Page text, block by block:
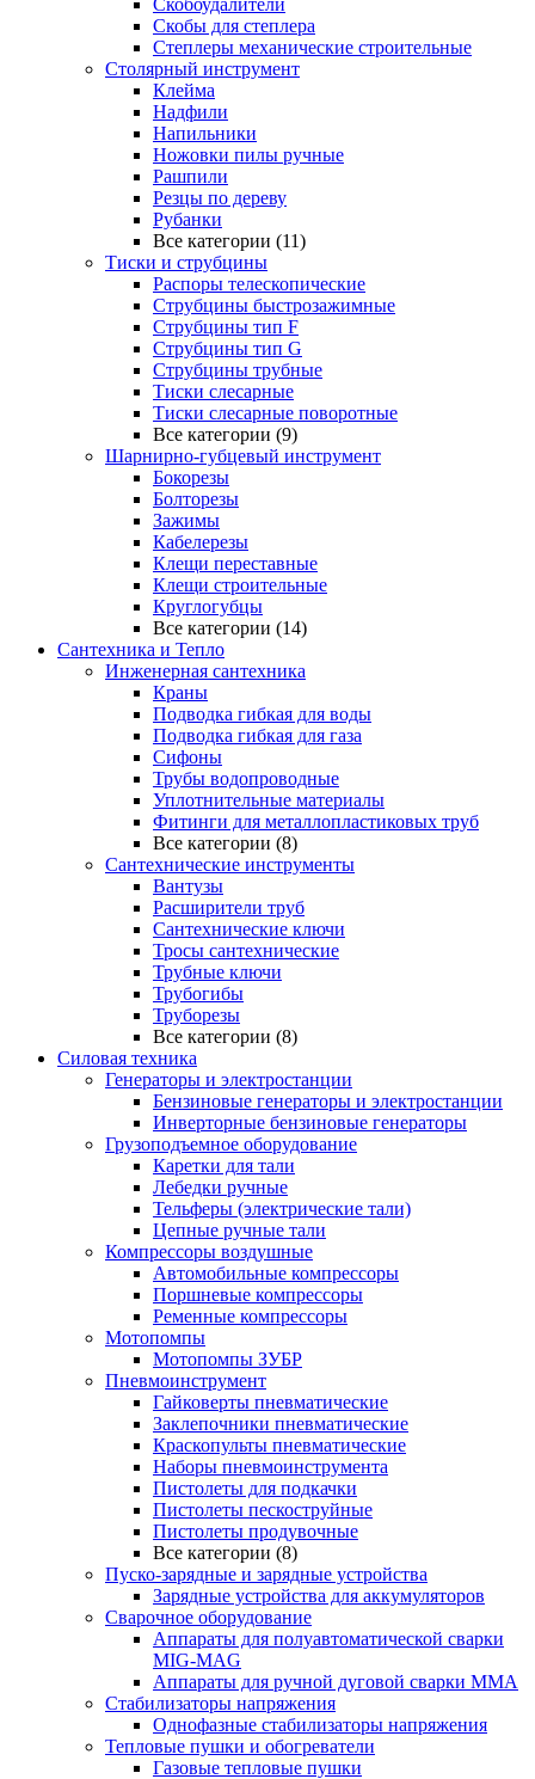
Скобоудалители
Скобы для степлера
Степлеры механические строительные
Столярный инструмент
Клейма
Надфили
Напильники
Ножовки пилы ручные
Рашпили
Резцы по дереву
Рубанки
Все категории (11)
Тиски и струбцины
Распоры телескопические
Струбцины быстрозажимные
Струбцины тип F
Струбцины тип G
Струбцины трубные
Тиски слесарные
Тиски слесарные поворотные
Все категории (9)
Шарнирно-губцевый инструмент
Бокорезы
Болторезы
Зажимы
Кабелерезы
Клещи переставные
Клещи строительные
Круглогубцы
Все категории (14)
Сантехника и Тепло
Инженерная сантехника
Краны
Подводка гибкая для воды
Подводка гибкая для газа
Сифоны
Трубы водопроводные
Уплотнительные материалы
Фитинги для металлопластиковых труб
Все категории (8)
Сантехнические инструменты
Вантузы
Расширители труб
Сантехнические ключи
Тросы сантехнические
Трубные ключи
Трубогибы
Труборезы
Все категории (8)
Силовая техника
Генераторы и электростанции
Бензиновые генераторы и электростанции
Инверторные бензиновые генераторы
Грузоподъемное оборудование
Каретки для тали
Лебедки ручные
Тельферы (электрические тали)
Цепные ручные тали
Компрессоры воздушные
Автомобильные компрессоры
Поршневые компрессоры
Ременные компрессоры
Мотопомпы
Мотопомпы ЗУБР
Пневмоинструмент
Гайковерты пневматические
Заклепочники пневматические
Краскопульты пневматические
Наборы пневмоинструмента
Пистолеты для подкачки
Пистолеты пескоструйные
Пистолеты продувочные
Все категории (8)
Пуско-зарядные и зарядные устройства
Зарядные устройства для аккумуляторов
Сварочное оборудование
Аппараты для полуавтоматической сварки
MIG-MAG
Аппараты для ручной дуговой сварки MMA
Стабилизаторы напряжения
Однофазные стабилизаторы напряжения
Тепловые пушки и обогреватели
Газовые тепловые пушки